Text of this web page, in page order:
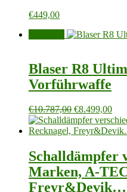
€449,00
Blaser R8
Vorführwaffe
€10.787,00 Ursprünglicher
Preis
war:
€8.499,00
ist:
Schalldämpfer
Marken, A-
Freyr&Devik…